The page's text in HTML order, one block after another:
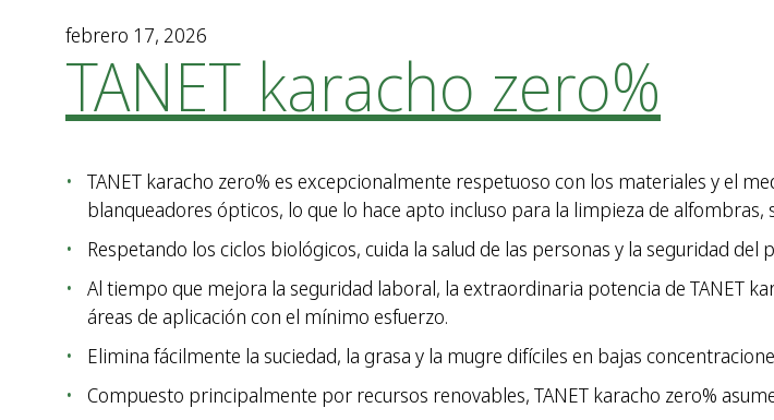
febrero 17, 2026
TANET karacho zero%
TANET karacho zero% es excepcionalmente respetuoso con los materiales y el
blanqueadores ópticos, lo que lo hace apto incluso para la limpieza de
Respetando los ciclos biológicos, cuida la salud de las personas y la seguridad del
Al tiempo que mejora la seguridad laboral, la extraordinaria potencia de TANET
áreas de aplicación con el mínimo esfuerzo.
Elimina fácilmente la suciedad, la grasa y la mugre difíciles en bajas
Compuesto principalmente por recursos renovables, TANET karacho zero%